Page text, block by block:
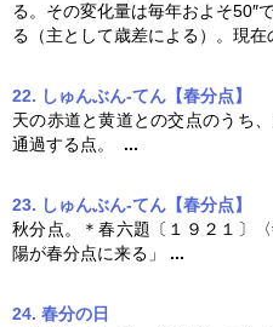
る。その変化量は毎年およそ50″
る（主として歳差による）。現在
22. しゅんぶん‐てん【春分点】
天の赤道と黄道との交点のうち
通過する点。 ...
23. しゅんぶん‐てん【春分点】
秋分点。＊春六題〔１９２１〕
陽が春分点に来る」 ...
24. 春分の日